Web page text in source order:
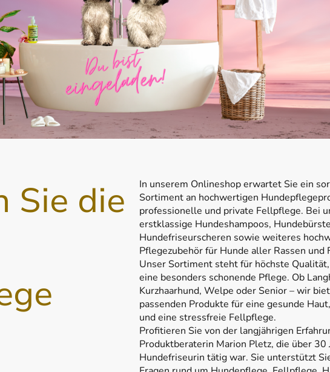
In unserem Onlineshop erwartet Sie ein
Sortiment an hochwertigen
professionelle und private Fellpflege. Bei
erstklassige Hundeshampoos,
Hundefriseurscheren sowie weiteres
Pflegezubehör für Hunde aller Rassen und
Unser Sortiment steht für höchste
eine besonders schonende Pflege. Ob
Kurzhaarhund, Welpe oder Senior – wir
passenden Produkte für eine gesunde
und eine stressfreie Fellpflege.
Profitieren Sie von der langjährigen
Produktberaterin Marion Pletz, die über 30
Hundefriseurin tätig war. Sie unterstützt
Sie die